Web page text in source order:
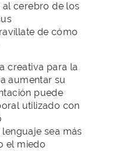
cerebro de los
de cómo
creativa para la
aumentar su
puede
utilizado con
sea más
el miedo